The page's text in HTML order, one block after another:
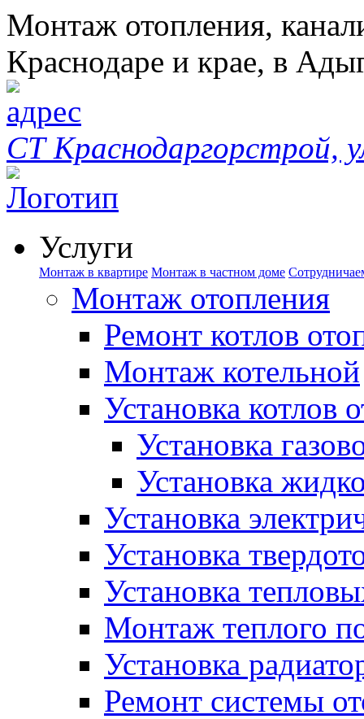
Монтаж отопления,
Краснодаре и крае, в
СТ Краснодаргорстрой,
Услуги
Монтаж в квартире Монтаж в частном доме
Монтаж отопления
Ремонт котлов
Монтаж котельной
Установка котлов
Установка
Установка
Установка
Установка
Установка
Монтаж теплого
Установка
Ремонт системы